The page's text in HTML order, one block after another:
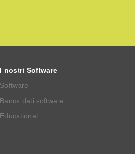
I nostri Software
Software
Banca dati software
Educational